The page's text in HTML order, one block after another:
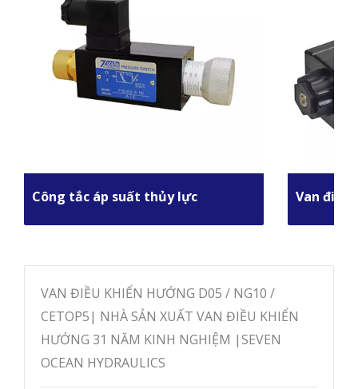
Công tắc áp suất thủy lực Van điều
VAN ĐIỀU KHIỂN HƯỚNG D05 / NG10 /
CETOP5| NHÀ SẢN XUẤT VAN ĐIỀU KHIỂN
HƯỚNG 31 NĂM KINH NGHIỆM |SEVEN
OCEAN HYDRAULICS